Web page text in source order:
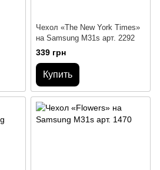
Чехол «The New York Times»
на Samsung M31s арт. 2292
339 грн
Купить